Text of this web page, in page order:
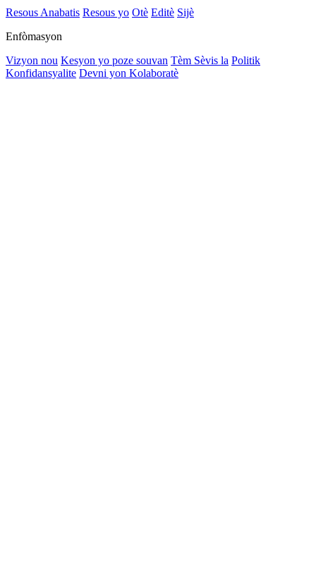
Resous Anabatis Resous yo Otè Editè Sijè
Enfòmasyon
Vizyon nou Kesyon yo poze souvan Tèm Sèvis la Politik
Konfidansyalite Devni yon Kolaboratè